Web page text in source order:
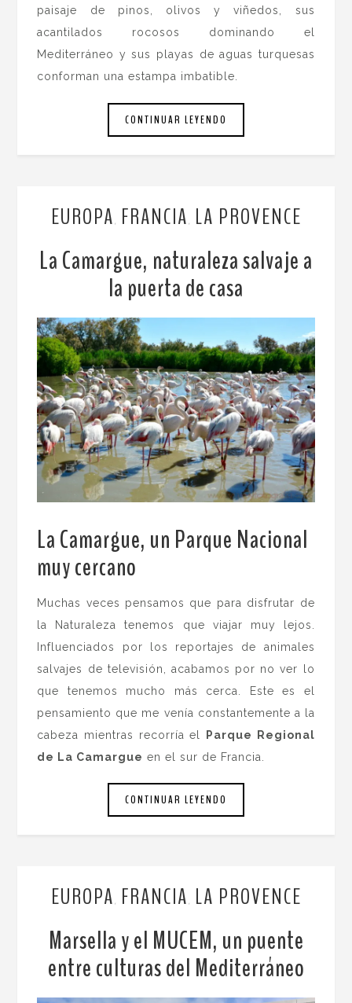
paisaje de pinos, olivos y viñedos, sus
acantilados rocosos dominando el
Mediterráneo y sus playas de aguas turquesas
conforman una estampa imbatible.
CONTINUAR LEYENDO
EUROPA FRANCIA LA PROVENCE
La Camargue, naturaleza salvaje a
la puerta de casa
La Camargue, un Parque Nacional
muy cercano
Muchas veces pensamos que para disfrutar de
la Naturaleza tenemos que viajar muy lejos.
Influenciados por los reportajes de animales
salvajes de televisión, acabamos por no ver lo
que tenemos mucho más cerca. Este es el
pensamiento que me venía constantemente a la
cabeza mientras recorría el
Parque Regional
de La Camargue en el sur de Francia.
CONTINUAR LEYENDO
EUROPA, FRANCIA, LA PROVENCE
Marsella y el MUCEM, un puente
entre culturas del Mediterráneo